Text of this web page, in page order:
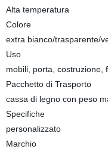
Alta temperatura
Colore
extra bianco/trasparente/
Uso
mobili, porta, costruzione,
Pacchetto di Trasporto
cassa di legno con peso
Specifiche
personalizzato
Marchio